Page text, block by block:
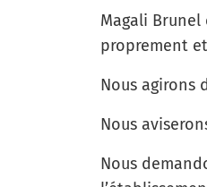
Magali
proprement
Nous agirons
Nous
Nous